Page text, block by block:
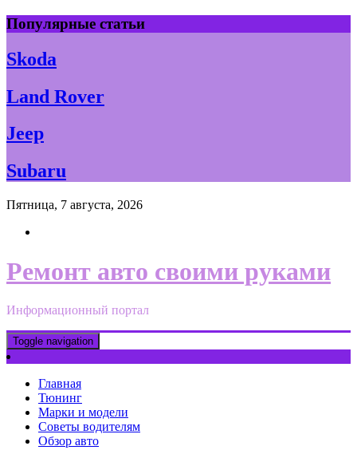
Skip
to
content
Популярные статьи
Skoda
Land Rover
Jeep
Subaru
Пятница, 7 августа, 2026
Ремонт авто своими руками
Информационный портал
Toggle navigation
Главная
Тюнинг
Марки и модели
Советы водителям
Обзор авто